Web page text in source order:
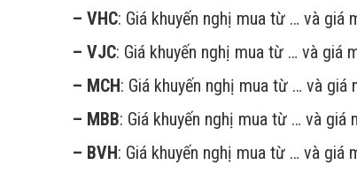
– VHC: Giá khuyến nghị mua từ … và
– VJC: Giá khuyến nghị mua từ … và giá
– MCH: Giá khuyến nghị mua từ … và
– MBB: Giá khuyến nghị mua từ … và
– BVH: Giá khuyến nghị mua từ … và